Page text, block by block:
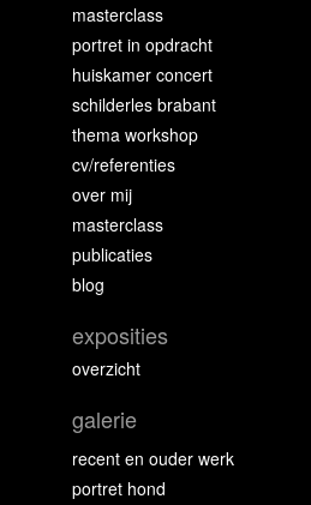
masterclass
portret in opdracht
huiskamer concert
schilderles brabant
thema workshop
cv/referenties
over mij
masterclass
publicaties
blog
exposities
overzicht
galerie
recent en ouder werk
portret hond